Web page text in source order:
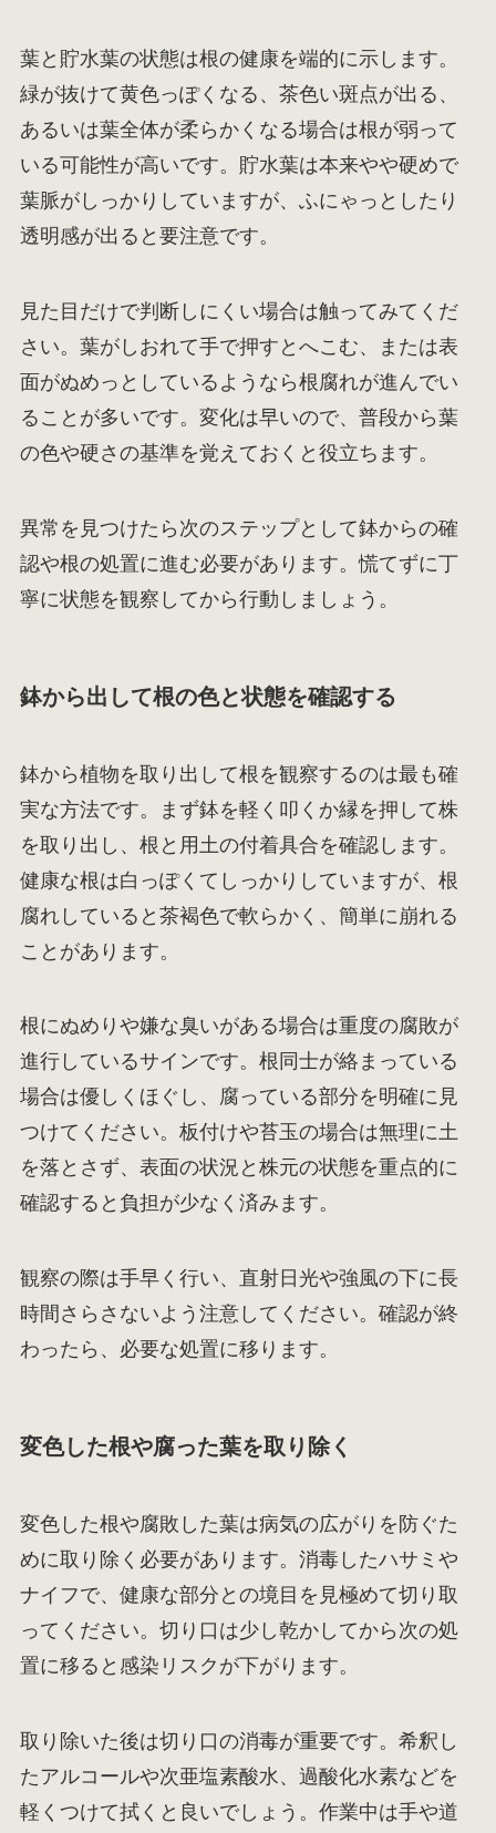
葉と貯水葉の状態は根の健康を端的に示します。
緑が抜けて黄色っぽくなる、茶色い斑点が出る、
あるいは葉全体が柔らかくなる場合は根が弱って
いる可能性が高いです。貯水葉は本来やや硬めで
葉脈がしっかりしていますが、ふにゃっとしたり
透明感が出ると要注意です。
見た目だけで判断しにくい場合は触ってみてくだ
さい。葉がしおれて手で押すとへこむ、または表
面がぬめっとしているようなら根腐れが進んでい
ることが多いです。変化は早いので、普段から葉
の色や硬さの基準を覚えておくと役立ちます。
異常を見つけたら次のステップとして鉢からの確
認や根の処置に進む必要があります。慌てずに丁
寧に状態を観察してから行動しましょう。
鉢から出して根の色と状態を確認する
鉢から植物を取り出して根を観察するのは最も確
実な方法です。まず鉢を軽く叩くか縁を押して株
を取り出し、根と用土の付着具合を確認します。
健康な根は白っぽくてしっかりしていますが、根
腐れしていると茶褐色で軟らかく、簡単に崩れる
ことがあります。
根にぬめりや嫌な臭いがある場合は重度の腐敗が
進行しているサインです。根同士が絡まっている
場合は優しくほぐし、腐っている部分を明確に見
つけてください。板付けや苔玉の場合は無理に土
を落とさず、表面の状況と株元の状態を重点的に
確認すると負担が少なく済みます。
観察の際は手早く行い、直射日光や強風の下に長
時間さらさないよう注意してください。確認が終
わったら、必要な処置に移ります。
変色した根や腐った葉を取り除く
変色した根や腐敗した葉は病気の広がりを防ぐた
めに取り除く必要があります。消毒したハサミや
ナイフで、健康な部分との境目を見極めて切り取
ってください。切り口は少し乾かしてから次の処
置に移ると感染リスクが下がります。
取り除いた後は切り口の消毒が重要です。希釈し
たアルコールや次亜塩素酸水、過酸化水素などを
軽くつけて拭くと良いでしょう。作業中は手や道